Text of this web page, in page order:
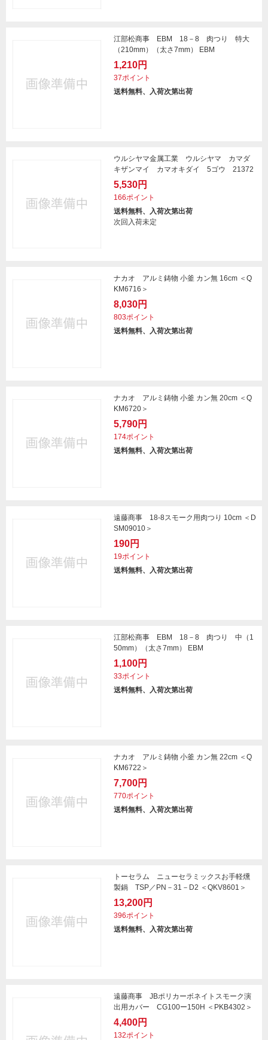
江部松商事 EBM 18－8 肉つり 特大
（210mm）（太さ7mm） EBM
1,210円
37ポイント
送料無料、入荷次第出荷
ウルシヤマ金属工業 ウルシヤマ カマダ
キザンマイ カマオキダイ 5ゴウ 21372
5,530円
166ポイント
送料無料、入荷次第出荷
次回入荷未定
ナカオ アルミ鋳物 小釜 カン無 16cm ＜Q
KM6716＞
8,030円
803ポイント
送料無料、入荷次第出荷
ナカオ アルミ鋳物 小釜 カン無 20cm ＜Q
KM6720＞
5,790円
174ポイント
送料無料、入荷次第出荷
遠藤商事 18-8スモーク用肉つり 10cm ＜D
SM09010＞
190円
19ポイント
送料無料、入荷次第出荷
江部松商事 EBM 18－8 肉つり 中（1
50mm）（太さ7mm） EBM
1,100円
33ポイント
送料無料、入荷次第出荷
ナカオ アルミ鋳物 小釜 カン無 22cm ＜Q
KM6722＞
7,700円
770ポイント
送料無料、入荷次第出荷
トーセラム ニューセラミックスお手軽燻
製鍋 TSP／PN－31－D2 ＜QKV8601＞
13,200円
396ポイント
送料無料、入荷次第出荷
遠藤商事 JBポリカーボネイトスモーク演
出用カバー CG100ー150H ＜PKB4302＞
4,400円
132ポイント